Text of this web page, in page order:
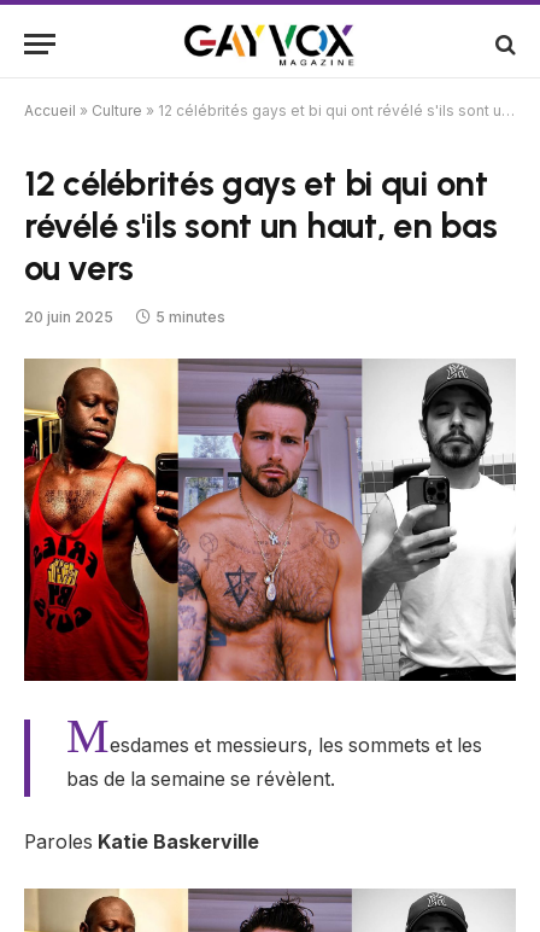
Accueil » Culture » 12 célébrités gays et bi qui ont révélé s'ils sont un haut, en bas ou vers
12 célébrités gays et bi qui ont
révélé s'ils sont un haut, en bas
ou vers
20 juin 2025 5 minutes
Mesdames et messieurs, les sommets et les
bas de la semaine se révèlent.
Paroles Katie Baskerville